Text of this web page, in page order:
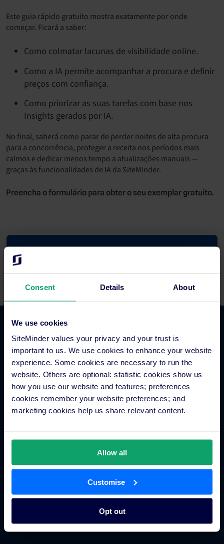
Consent Details About
We use cookies
SiteMinder values your privacy and your trust is
important to us. We use cookies to enhance your website
experience. Some cookies are necessary to run the
website. Others are optional: statistic cookies show us
how you use our website and features; preferences
cookies remember your website preferences; and
marketing cookies help us share relevant content.
Allow all
Customise
Opt out
Este guia rápido gratuito mostra exatamente por onde
começar. Ficará a saber:
Como colmatar lacunas de visibilidade online.
Como a IA permite acompanhar a procura e definir
preços com confiança.
Como priorizar as suas tarefas com base nos
Insights gerados por IA.
No final, saberá como parar de perder noites de alta procura
para a concorrência, proteger a receita nos períodos mais
calmos e dedicar menos tempo a atualizações manuais —
graças às funcionalidades de IA da SiteMinder.
Preencha o formulário para obter o seu exemplar gratuito.
Comércio hoteleiro
Gestor de canais para hotéis
Sistema de reservas hoteleiras
Inteligência empresarial hoteleira
Metapesquisa para hotéis
Fidelização dos hóspedes
Grupos hoteleiros
Sistema de distribuição global (GDS)
Loja de apps para hotéis
Integrações